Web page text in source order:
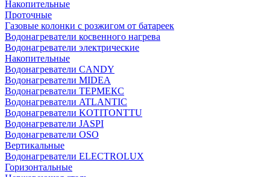
Накопительные
Проточные
Газовые колонки с розжигом от батареек
Водонагреватели косвенного нагрева
Водонагреватели электрические
Накопительные
Водонагреватели CANDY
Водонагреватели MIDEA
Водонагреватели ТЕРМЕКС
Водонагреватели ATLANTIC
Водонагреватели KOTITONTTU
Водонагреватели JASPI
Водонагреватели OSO
Вертикальные
Водонагреватели ELECTROLUX
Горизонтальные